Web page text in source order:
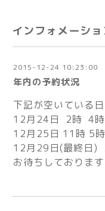
インフォメーショ
2015-12-24 10:23:00
年内の予約状況
下記が空いている日
12月24日 2時 4時
12月25日 11時 5時
12月29日(最終日)
お待ちしております